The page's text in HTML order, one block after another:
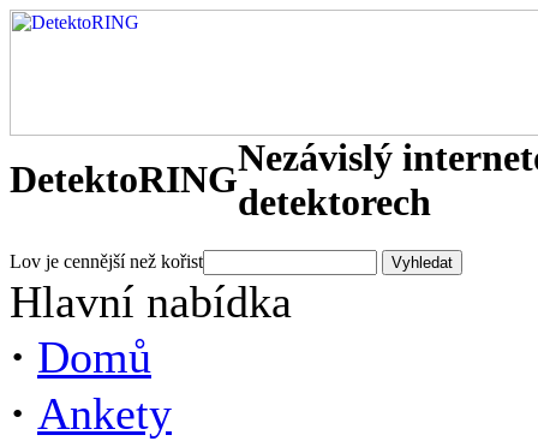
DetektoRINGNezávislý
detektorech
Lov je cennější než kořist
Hlavní nabídka
· Domů
· Ankety